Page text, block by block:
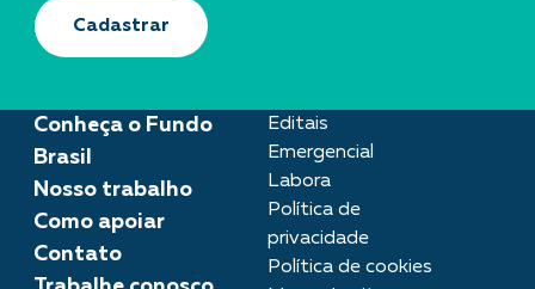
Conheça o Fundo
Brasil
Nosso trabalho
Como apoiar
Contato
Editais
Emergencial
Labora
Política de
privacidade
Política de cookies
Cadastrar